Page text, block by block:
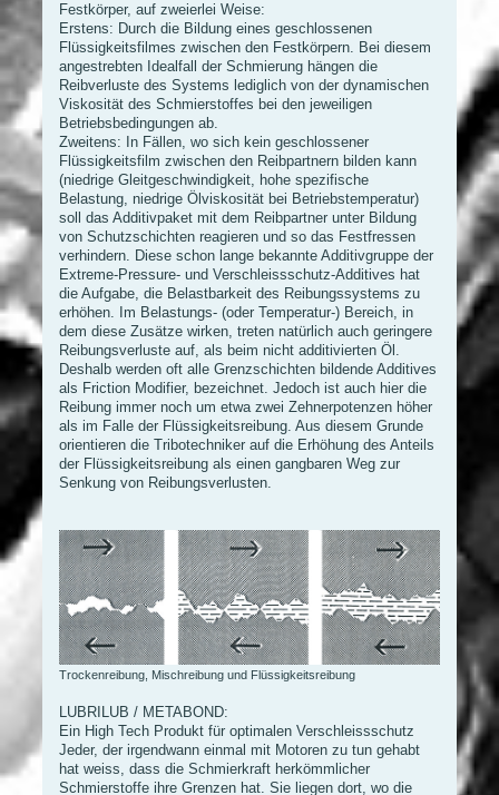
Festkörper, auf zweierlei Weise:
Erstens: Durch die Bildung eines geschlossenen
Flüssigkeitsfilmes zwischen den Festkörpern. Bei diesem
angestrebten Idealfall der Schmierung hängen die
Reibverluste des Systems lediglich von der dynamischen
Viskosität des Schmierstoffes bei den jeweiligen
Betriebsbedingungen ab.
Zweitens: In Fällen, wo sich kein geschlossener
Flüssigkeitsfilm zwischen den Reibpartnern bilden kann
(niedrige Gleitgeschwindigkeit, hohe spezifische
Belastung, niedrige Ölviskosität bei Betriebstemperatur)
soll das Additivpaket mit dem Reibpartner unter Bildung
von Schutzschichten reagieren und so das Festfressen
verhindern. Diese schon lange bekannte Additivgruppe der
Extreme-Pressure- und Verschleissschutz-Additives hat
die Aufgabe, die Belastbarkeit des Reibungssystems zu
erhöhen. Im Belastungs- (oder Temperatur-) Bereich, in
dem diese Zusätze wirken, treten natürlich auch geringere
Reibungsverluste auf, als beim nicht additivierten Öl.
Deshalb werden oft alle Grenzschichten bildende Additives
als Friction Modifier, bezeichnet. Jedoch ist auch hier die
Reibung immer noch um etwa zwei Zehnerpotenzen höher
als im Falle der Flüssigkeitsreibung. Aus diesem Grunde
orientieren die Tribotechniker auf die Erhöhung des Anteils
der Flüssigkeitsreibung als einen gangbaren Weg zur
Senkung von Reibungsverlusten.
Trockenreibung, Mischreibung und Flüssigkeitsreibung
LUBRILUB / METABOND:
Ein High Tech Produkt für optimalen Verschleissschutz
Jeder, der irgendwann einmal mit Motoren zu tun gehabt
hat weiss, dass die Schmierkraft herkömmlicher
Schmierstoffe ihre Grenzen hat. Sie liegen dort, wo die